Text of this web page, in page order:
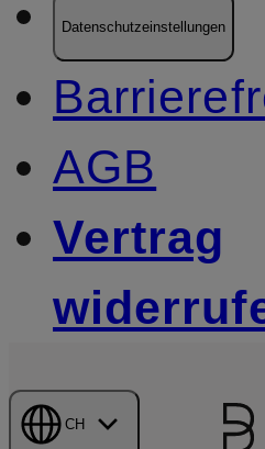
Datenschutzeinstellungen
AGB
Vertrag
CH